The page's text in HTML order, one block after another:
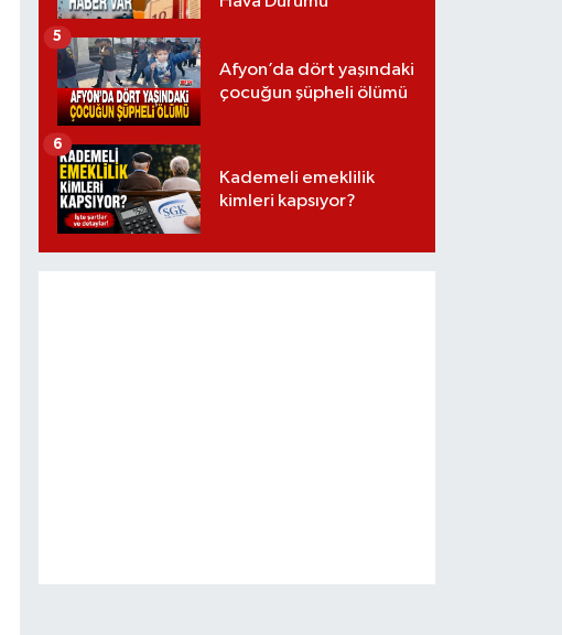
Afyon’da dört yaşındaki
çocuğun şüpheli ölümü
5
Kademeli emeklilik
kimleri kapsıyor?
6